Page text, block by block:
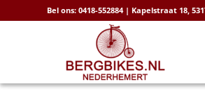
Bel ons: 0418-552884 | Kapelstraat 18,